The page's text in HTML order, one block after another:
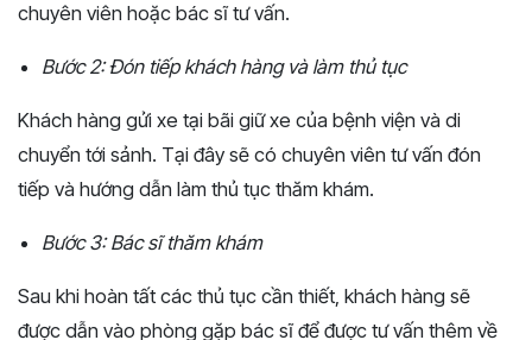
chuyên viên hoặc bác sĩ tư vấn.
Bước 2: Đón tiếp khách hàng và làm thủ tục
Khách hàng gửi xe tại bãi giữ xe của bệnh viện và di
chuyển tới sảnh. Tại đây sẽ có chuyên viên tư vấn đón
tiếp và hướng dẫn làm thủ tục thăm khám.
Bước 3: Bác sĩ thăm khám
Sau khi hoàn tất các thủ tục cần thiết, khách hàng sẽ
được dẫn vào phòng gặp bác sĩ để được tư vấn thêm về